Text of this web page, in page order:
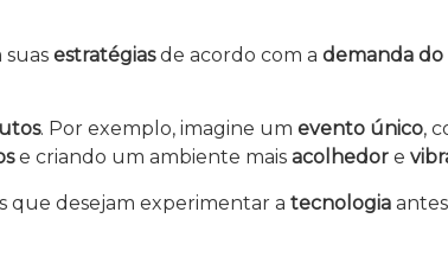
estratégiasde acordo com a demanda
. Por exemplo, imagine um evento único,
e criando um ambiente mais acolhedor e
que desejam experimentar a tecnologia